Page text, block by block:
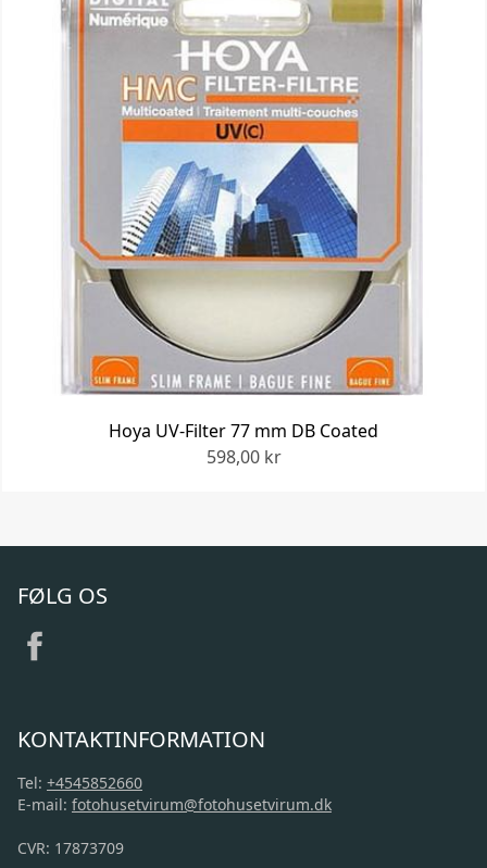
Hoya UV-Filter 77 mm DB Coated
598,00 kr
FØLG OS
KONTAKTINFORMATION
Tel: +4545852660
E-mail: fotohusetvirum@fotohusetvirum.dk
CVR: 17873709